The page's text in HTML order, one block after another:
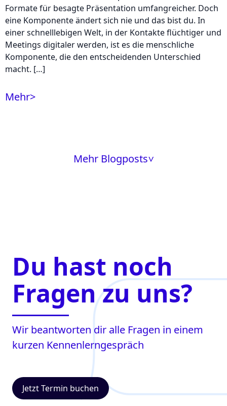
Formate für besagte Präsentation umfangreicher. Doch
eine Komponente ändert sich nie und das bist du. In
einer schnelllebigen Welt, in der Kontakte flüchtiger und
Meetings digitaler werden, ist es die menschliche
Komponente, die den entscheidenden Unterschied
macht. […]
Mehr>
Mehr Blogposts>
Du hast noch
Fragen zu uns?
Wir beantworten dir alle Fragen in einem
kurzen Kennenlerngespräch
Jetzt Termin buchen